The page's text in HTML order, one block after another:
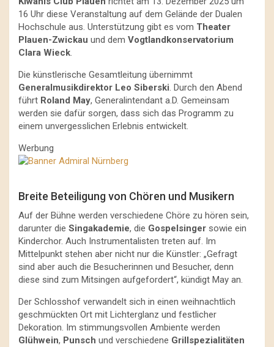
16 Uhr diese Veranstaltung auf dem Gelände der Dualen
Hochschule aus. Unterstützung gibt es vom Theater
Plauen-Zwickau und dem Vogtlandkonservatorium
Clara Wieck.
Die künstlerische Gesamtleitung übernimmt
Generalmusikdirektor Leo Siberski. Durch den Abend
führt Roland May, Generalintendant a.D. Gemeinsam
werden sie dafür sorgen, dass sich das Programm zu
einem unvergesslichen Erlebnis entwickelt.
Werbung
Breite Beteiligung von Chören und Musikern
Auf der Bühne werden verschiedene Chöre zu hören sein,
darunter die Singakademie, die Gospelsinger sowie ein
Kinderchor. Auch Instrumentalisten treten auf. Im
Mittelpunkt stehen aber nicht nur die Künstler: „Gefragt
sind aber auch die Besucherinnen und Besucher, denn
diese sind zum Mitsingen aufgefordert“, kündigt May an.
Der Schlosshof verwandelt sich in einen weihnachtlich
geschmückten Ort mit Lichterglanz und festlicher
Dekoration. Im stimmungsvollen Ambiente werden
Glühwein, Punsch und verschiedene Grillspezialitäten